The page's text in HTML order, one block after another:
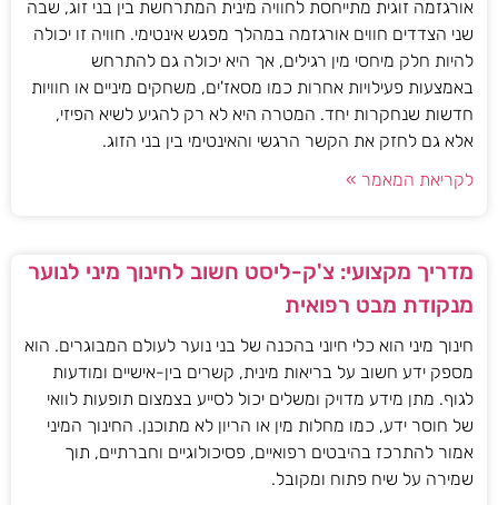
אורגזמה זוגית מתייחסת לחוויה מינית המתרחשת בין בני זוג, שבה
שני הצדדים חווים אורגזמה במהלך מפגש אינטימי. חוויה זו יכולה
להיות חלק מיחסי מין רגילים, אך היא יכולה גם להתרחש
באמצעות פעילויות אחרות כמו מסאז'ים, משחקים מיניים או חוויות
חדשות שנחקרות יחד. המטרה היא לא רק להגיע לשיא הפיזי,
אלא גם לחזק את הקשר הרגשי והאינטימי בין בני הזוג.
לקריאת המאמר »
מדריך מקצועי: צ'ק-ליסט חשוב לחינוך מיני לנוער
מנקודת מבט רפואית
חינוך מיני הוא כלי חיוני בהכנה של בני נוער לעולם המבוגרים. הוא
מספק ידע חשוב על בריאות מינית, קשרים בין-אישיים ומודעות
לגוף. מתן מידע מדויק ומשלים יכול לסייע בצמצום תופעות לוואי
של חוסר ידע, כמו מחלות מין או הריון לא מתוכנן. החינוך המיני
אמור להתרכז בהיבטים רפואיים, פסיכולוגיים וחברתיים, תוך
שמירה על שיח פתוח ומקובל.